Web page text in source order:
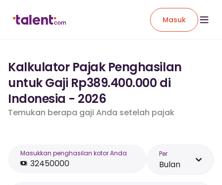
Masuk
Kalkulator Pajak Penghasilan
untuk Gaji Rp389.400.000 di
Indonesia - 2026
Temukan berapa gaji Anda setelah pajak
Masukkan penghasilan kotor Anda Per
Bulan